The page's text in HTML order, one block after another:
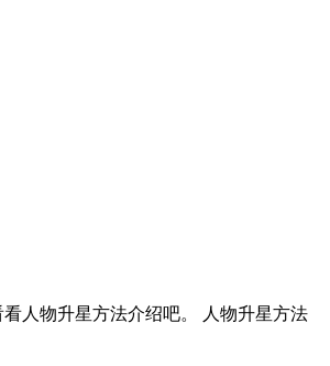
人物升星方法介绍吧。 人物升星方法